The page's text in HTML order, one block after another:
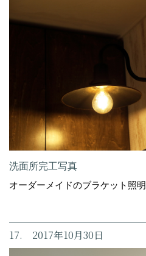
洗面所完工写真
オーダーメイドのブラケット照明
17. 2017年10月30日